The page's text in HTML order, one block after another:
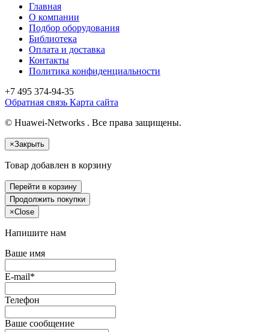
Главная
О компании
Подбор оборудования
Библиотека
Оплата и доставка
Контакты
Политика конфиденциальности
+7 495 374-94-35
Обратная связь Карта сайта
© Huawei-Networks . Все права защищены.
×Закрыть
Товар добавлен в корзину
Перейти в корзину
Продолжить покупки
×Close
Напишите нам
Ваше имя
E-mail*
Телефон
Ваше сообщение